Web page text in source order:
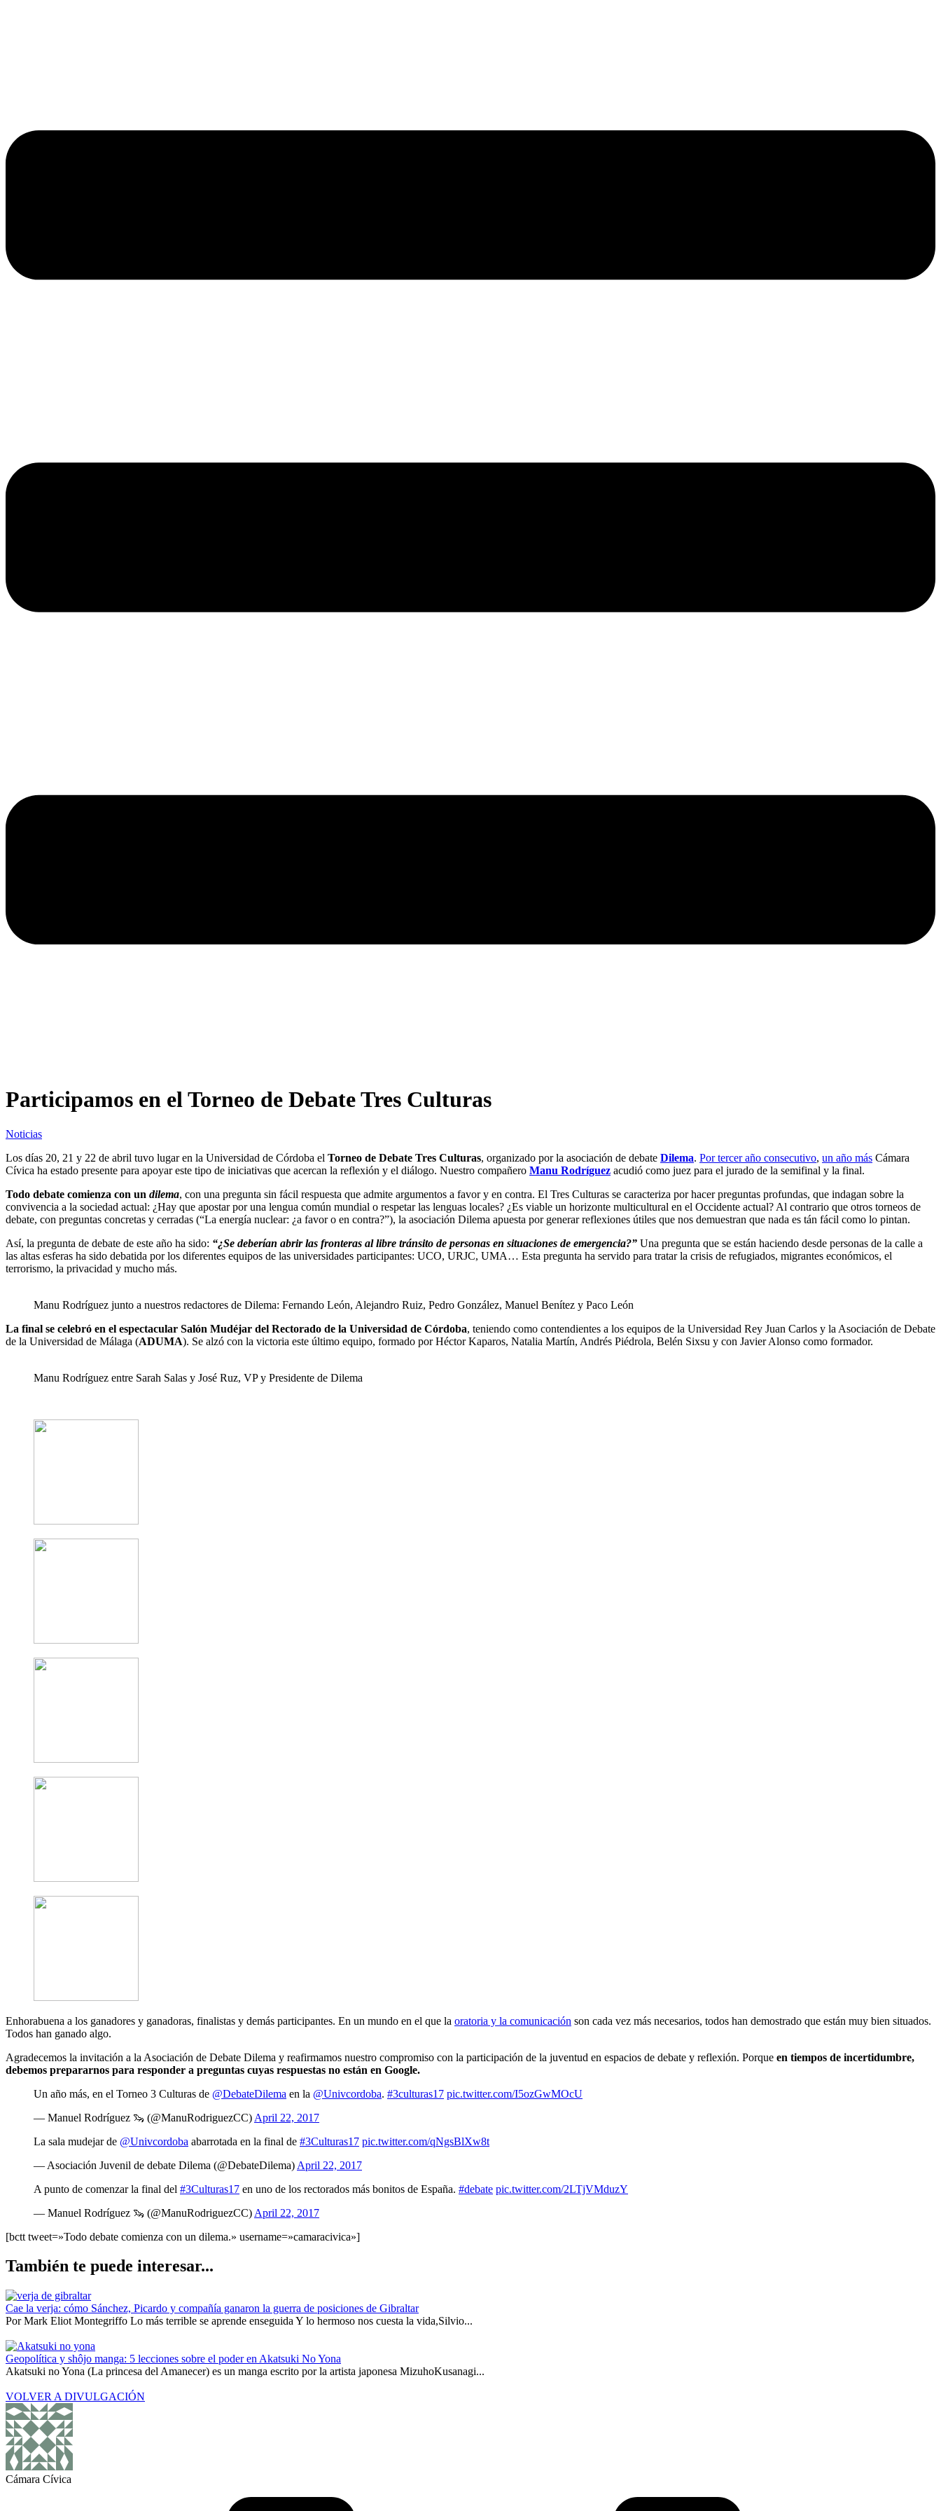
Participamos en el Torneo de Debate Tres Culturas
Noticias
Los días 20, 21 y 22 de abril tuvo lugar en la Universidad de Córdoba el Torneo de Debate Tres Culturas, organizado por la asociación de debate Dilema. Por tercer año consecutivo, un año más Cámara
Cívica ha estado presente para apoyar este tipo de iniciativas que acercan la reflexión y el diálogo. Nuestro compañero Manu Rodríguez acudió como juez para el jurado de la semifinal y la final.
Todo debate comienza con un dilema, con una pregunta sin fácil respuesta que admite argumentos a favor y en contra. El Tres Culturas se caracteriza por hacer preguntas profundas, que indagan sobre la
convivencia a la sociedad actual: ¿Hay que apostar por una lengua común mundial o respetar las lenguas locales? ¿Es viable un horizonte multicultural en el Occidente actual? Al contrario que otros torneos de
debate, con preguntas concretas y cerradas (“La energía nuclear: ¿a favor o en contra?”), la asociación Dilema apuesta por generar reflexiones útiles que nos demuestran que nada es tán fácil como lo pintan.
Así, la pregunta de debate de este año ha sido: “¿Se deberían abrir las fronteras al libre tránsito de personas en situaciones de emergencia?” Una pregunta que se están haciendo desde personas de la calle a
las altas esferas ha sido debatida por los diferentes equipos de las universidades participantes: UCO, URJC, UMA… Esta pregunta ha servido para tratar la crisis de refugiados, migrantes económicos, el
terrorismo, la privacidad y mucho más.
Manu Rodríguez junto a nuestros redactores de Dilema: Fernando León, Alejandro Ruiz, Pedro González, Manuel Benítez y Paco León
La final se celebró en el espectacular Salón Mudéjar del Rectorado de la Universidad de Córdoba, teniendo como contendientes a los equipos de la Universidad Rey Juan Carlos y la Asociación de Debate
de la Universidad de Málaga (ADUMA). Se alzó con la victoria este último equipo, formado por Héctor Kaparos, Natalia Martín, Andrés Piédrola, Belén Sixsu y con Javier Alonso como formador.
Manu Rodríguez entre Sarah Salas y José Ruz, VP y Presidente de Dilema
Enhorabuena a los ganadores y ganadoras, finalistas y demás participantes. En un mundo en el que la oratoria y la comunicación son cada vez más necesarios, todos han demostrado que están muy bien situados.
Todos han ganado algo.
Agradecemos la invitación a la Asociación de Debate Dilema y reafirmamos nuestro compromiso con la participación de la juventud en espacios de debate y reflexión. Porque en tiempos de incertidumbre,
debemos prepararnos para responder a preguntas cuyas respuestas no están en Google.
Un año más, en el Torneo 3 Culturas de @DebateDilema en la @Univcordoba. #3culturas17 pic.twitter.com/I5ozGwMOcU
— Manuel Rodríguez 🦦 (@ManuRodriguezCC) April 22, 2017
La sala mudejar de @Univcordoba abarrotada en la final de #3Culturas17 pic.twitter.com/qNgsBlXw8t
— Asociación Juvenil de debate Dilema (@DebateDilema) April 22, 2017
A punto de comenzar la final del #3Culturas17 en uno de los rectorados más bonitos de España. #debate pic.twitter.com/2LTjVMduzY
— Manuel Rodríguez 🦦 (@ManuRodriguezCC) April 22, 2017
[bctt tweet=»Todo debate comienza con un dilema.» username=»camaracivica»]
También te puede interesar...
Cae la verja: cómo Sánchez, Picardo y compañía ganaron la guerra de posiciones de Gibraltar
Por Mark Eliot Montegriffo Lo más terrible se aprende enseguida Y lo hermoso nos cuesta la vida,Silvio...
Geopolítica y shôjo manga: 5 lecciones sobre el poder en Akatsuki No Yona
Akatsuki no Yona (La princesa del Amanecer) es un manga escrito por la artista japonesa MizuhoKusanagi...
VOLVER A DIVULGACIÓN
Cámara Cívica